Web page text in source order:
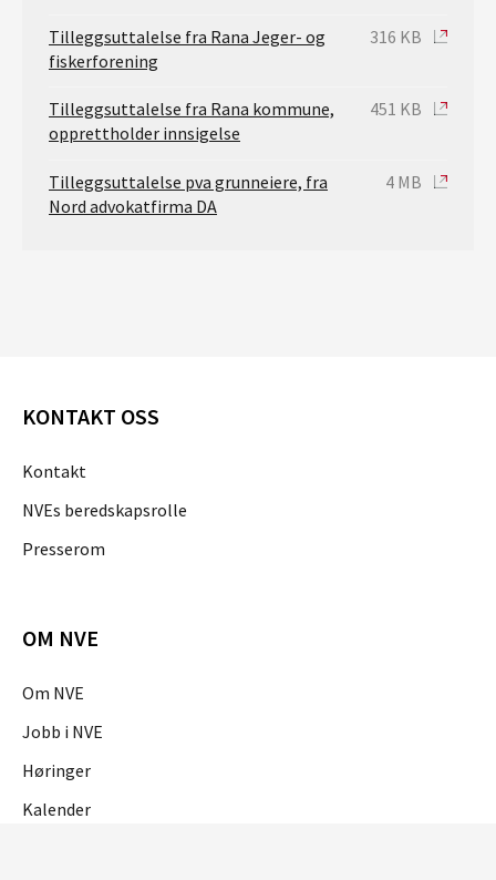
Tilleggsuttalelse fra Rana Jeger- og
fiskerforening
316 KB
Tilleggsuttalelse fra Rana kommune,
opprettholder innsigelse
451 KB
Tilleggsuttalelse pva grunneiere, fra
Nord advokatfirma DA
4 MB
KONTAKT OSS
Kontakt
NVEs beredskapsrolle
Presserom
OM NVE
Om NVE
Jobb i NVE
Høringer
Kalender